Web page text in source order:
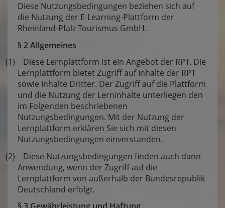
Diese Nutzungsbedingungen beziehen sich auf
die Nutzung der E-Learning-Plattform der
Rheinland-Pfalz Tourismus GmbH.
§ 2 Allgemeines
(1) Diese Lernplattform ist ein Angebot der RPT. Die
Lernplattform bietet Zugriff auf Inhalte der RPT
sowie Inhalte Dritter. Der Zugriff auf die Plattform
und die Nutzung der Lerninhalte unterliegen den
im Folgenden beschriebenen
Nutzungsbedingungen. Mit der Nutzung der
Lernplattform erklären Sie sich mit diesen
Nutzungsbedingungen einverstanden.
(2) Diese Nutzungsbedingungen finden auch dann
Anwendung, wenn der Zugriff auf die
Lernplattform von außerhalb der Bundesrepublik
Deutschland erfolgt.